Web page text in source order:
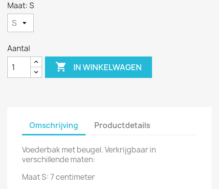
Maat: S
Aantal
 IN WINKELWAGEN
Omschrijving Productdetails
Voederbak met beugel. Verkrijgbaar in
verschillende maten:
Maat S: 7 centimeter